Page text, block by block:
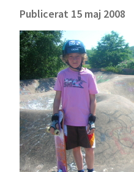
Publicerat 15 maj 2008